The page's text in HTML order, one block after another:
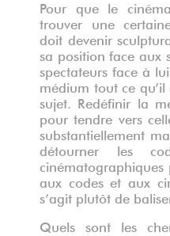
Pour que le
trouver une
doit devenir
sa position face aux
spectateurs face à
médium tout ce
sujet. Redéfinir la
pour tendre vers
substantiellement
détourner les
cinématographiques
aux codes et aux
s’agit plutôt de
Quels sont les